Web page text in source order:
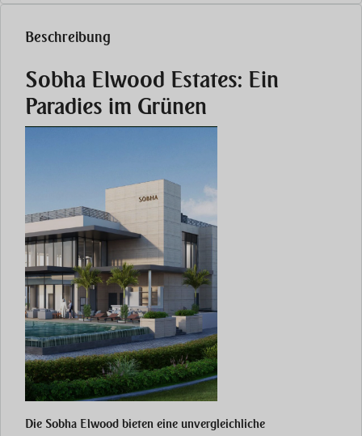
Beschreibung
Sobha Elwood Estates: Ein
Paradies im Grünen
Die Sobha Elwood bieten eine unvergleichliche